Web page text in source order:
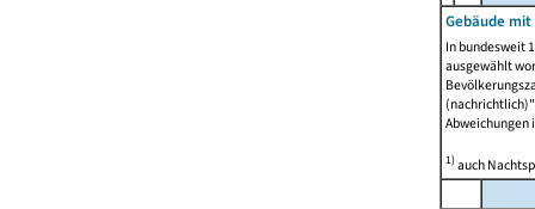
Gebäude
In bundesweit
ausgewählt
Abweichungen
1)auch